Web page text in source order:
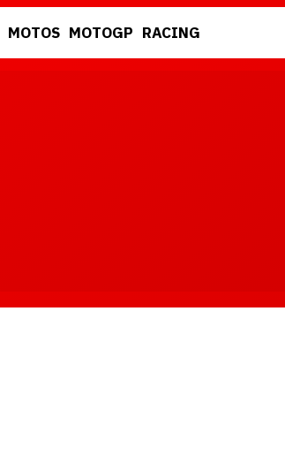
MOTOS MOTOGP RACING